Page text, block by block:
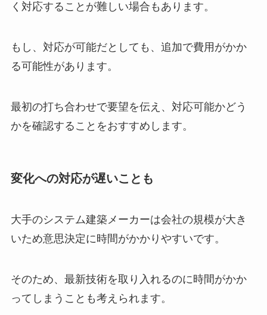
く対応することが難しい場合もあります。
もし、対応が可能だとしても、追加で費用がかか
る可能性があります。
最初の打ち合わせで要望を伝え、対応可能かどう
かを確認することをおすすめします。
変化への対応が遅いことも
大手のシステム建築メーカーは会社の規模が大き
いため意思決定に時間がかかりやすいです。
そのため、最新技術を取り入れるのに時間がかか
ってしまうことも考えられます。